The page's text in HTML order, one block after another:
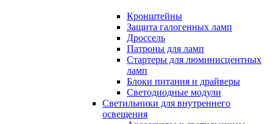
Кронштейны
Защита галогенных ламп
Дроссель
Патроны для ламп
Стартеры для люминисцентных
ламп
Блоки питания и драйверы
Светодиодные модули
Светильники для внутреннего
освещения